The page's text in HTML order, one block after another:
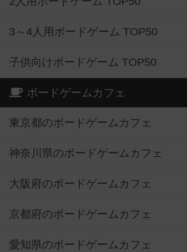
3～4人用ボードゲーム TOP50
子供向けボードゲーム TOP50
ボードゲームカフェ
東京都のボードゲームカフェ
神奈川県のボードゲームカフェ
大阪府のボードゲームカフェ
京都府のボードゲームカフェ
愛知県のボードゲームカフェ